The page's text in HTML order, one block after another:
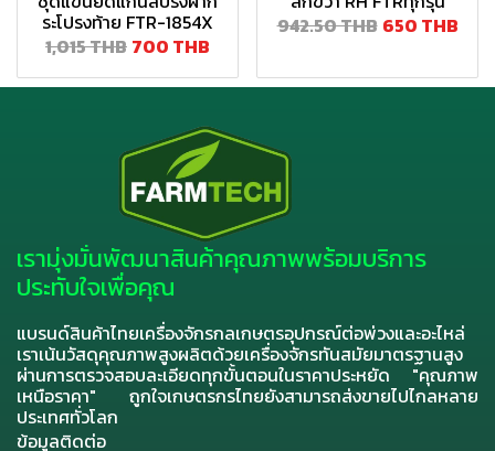
ระโปรงท้าย FTR-1854X
1,015 THB 700 THB
942.50 THB 650 THB
เรามุ่งมั่นพัฒนาสินค้าคุณภาพพร้อมบริการ
ประทับใจเพื่อคุณ
แบรนด์สินค้าไทยเครื่องจักรกลเกษตรอุปกรณ์ต่อพ่วงและอะไหล่
เราเน้นวัสดุคุณภาพสูงผลิตด้วยเครื่องจักรทันสมัยมาตรฐานสูง
ผ่านการตรวจสอบละเอียดทุกขั้นตอนในราคาประหยัด "คุณภาพ
เหนือราคา" ถูกใจเกษตรกรไทยยังสามารถส่งขายไปไกลหลาย
ประเทศทั่วโลก
ข้อมูลติดต่อ